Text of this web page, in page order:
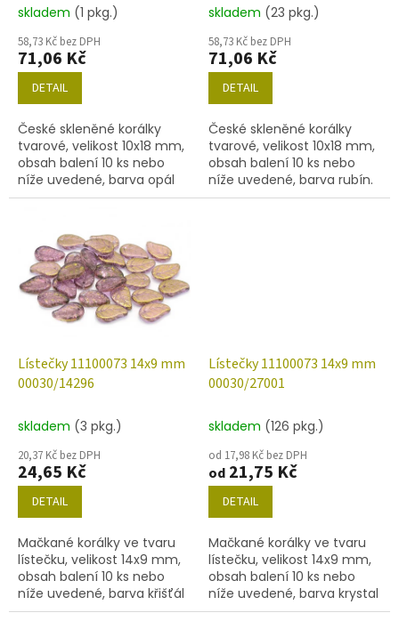
skladem (1 pkg.)
58,73 Kč bez DPH
71,06 Kč
DETAIL
České skleněné korálky
tvarové, velikost 10x18 mm,
obsah balení 10 ks nebo
níže uvedené, barva opál
akvamarín.
skladem (23 pkg.)
58,73 Kč bez DPH
71,06 Kč
DETAIL
České skleněné korálky
tvarové, velikost 10x18 mm,
obsah balení 10 ks nebo
níže uvedené, barva rubín.
Lístečky 11100073 14x9 mm
00030/14296
skladem (3 pkg.)
20,37 Kč bez DPH
24,65 Kč
DETAIL
Mačkané korálky ve tvaru
lístečku, velikost 14x9 mm,
obsah balení 10 ks nebo
níže uvedené, barva křišťál
s fialovým polodekorem
Lístečky 11100073 14x9 mm
00030/27001
skladem (126 pkg.)
od 17,98 Kč bez DPH
od 21,75 Kč
DETAIL
Mačkané korálky ve tvaru
lístečku, velikost 14x9 mm,
obsah balení 10 ks nebo
níže uvedené, barva krystal
s dekorem 27001.